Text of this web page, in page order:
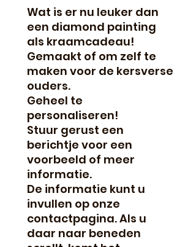
Wat is er nu leuker dan
een diamond painting
als kraamcadeau!
Gemaakt of om zelf te
maken voor de kersverse
ouders.
Geheel te
personaliseren!
Stuur gerust een
berichtje voor een
voorbeeld of meer
informatie.
De informatie kunt u
invullen op onze
contactpagina. Als u
daar naar beneden